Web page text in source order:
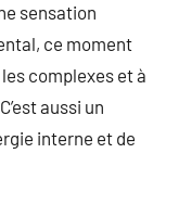
sensation
ce moment
complexes et à
aussi un
interne et de